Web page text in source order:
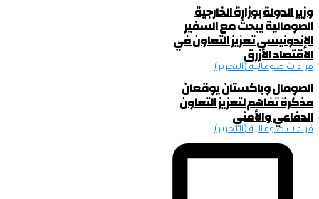
وزير الدولة بوزارة الخارجية
الصومالية يبحث مع السفير
الإندونيسي تعزيز التعاون في
الاقتصاد الأزرق
قراءات صومالية (التحرير)
الصومال وباكستان يوقعان
مذكرة تفاهم لتعزيز التعاون
الدفاعي والأمني
قراءات صومالية (التحرير)